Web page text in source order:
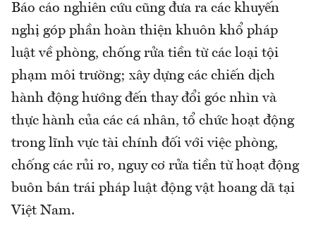
Báo cáo nghiên cứu cũng đưa ra các khuyến
nghị góp phần hoàn thiện khuôn khổ pháp
luật về phòng, chống rửa tiền từ các loại tội
phạm môi trường; xây dựng các chiến dịch
hành động hướng đến thay đổi góc nhìn và
thực hành của các cá nhân, tổ chức hoạt động
trong lĩnh vực tài chính đối với việc phòng,
chống các rủi ro, nguy cơ rửa tiền từ hoạt động
buôn bán trái pháp luật động vật hoang dã tại
Việt Nam.